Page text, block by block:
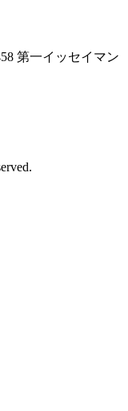
第一イッセイマン